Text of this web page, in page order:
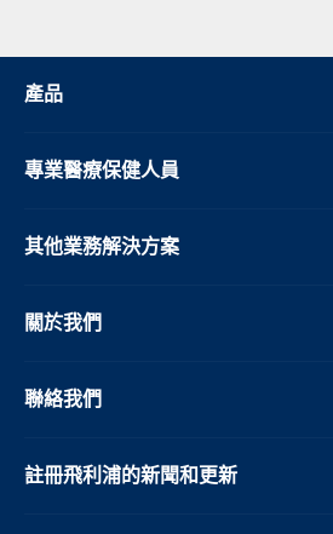
產品
專業醫療保健人員
其他業務解決方案​
關於我們
聯絡我們
註冊飛利浦的新聞和更新